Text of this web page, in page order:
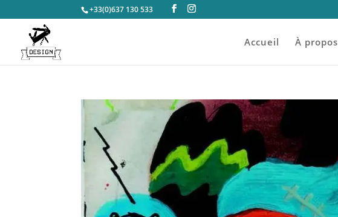
+33(0)637 130 533
Accueil À propos